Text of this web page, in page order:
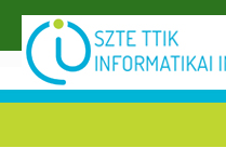
Ugrás a tartalomra